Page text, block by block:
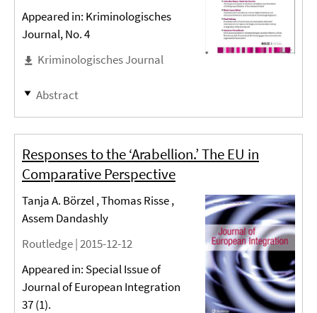
Appeared in: Kriminologisches
Journal, No. 4
Kriminologisches Journal
Abstract
Responses to the ‘Arabellion.’ The EU in
Comparative Perspective
Tanja A. Börzel , Thomas Risse ,
Assem Dandashly
Routledge |2015-12-12
Appeared in: Special Issue of
Journal of European Integration
37 (1).